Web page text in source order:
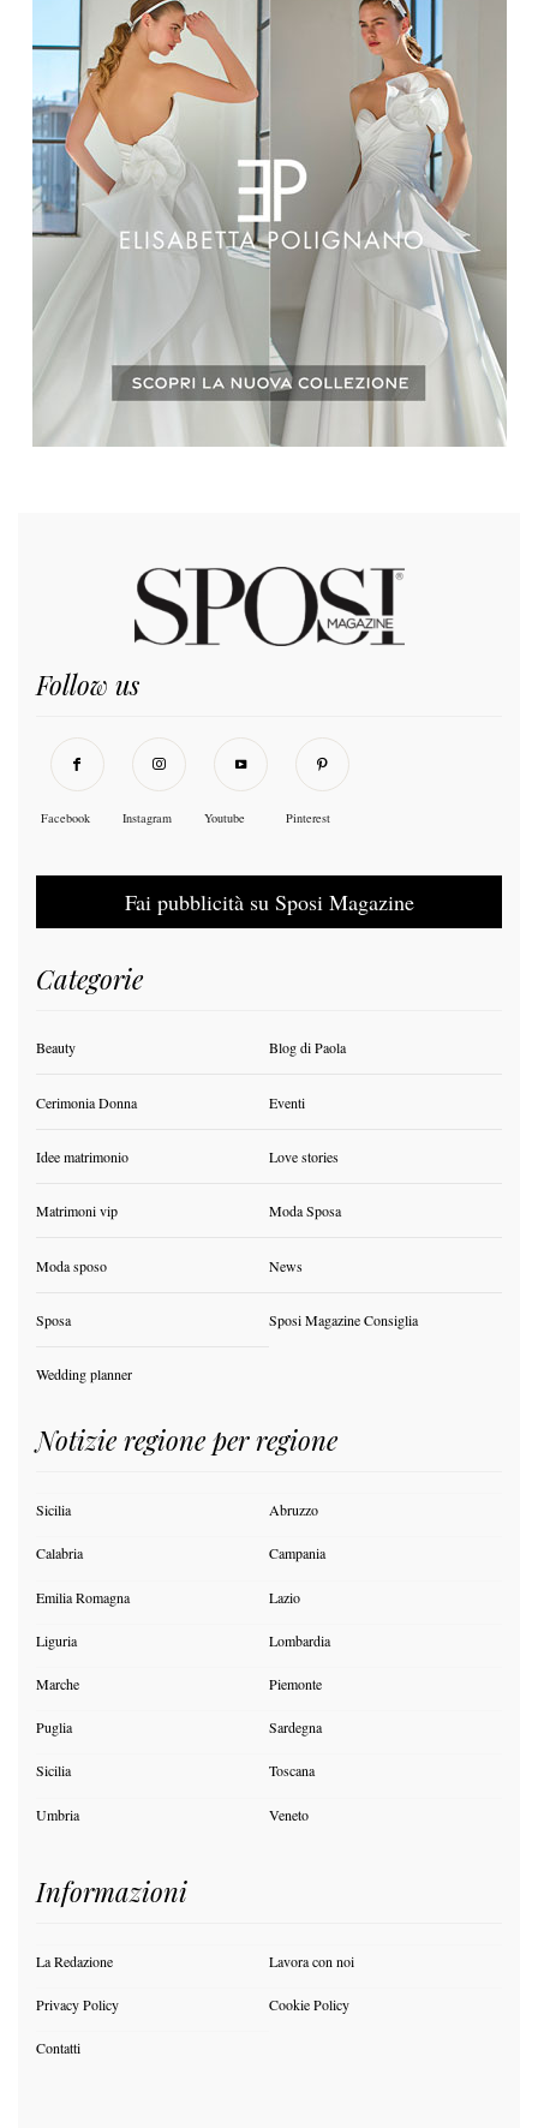
Follow us
Facebook Instagram Youtube Pinterest
Fai pubblicità su Sposi Magazine
Categorie
Beauty Blog di Paola
Cerimonia Donna Eventi
Idee matrimonio Love stories
Matrimoni vip Moda Sposa
Moda sposo News
Sposa Sposi Magazine Consiglia
Wedding planner
Notizie regione per regione
Sicilia Abruzzo
Calabria Campania
Emilia Romagna Lazio
Liguria Lombardia
Marche Piemonte
Puglia Sardegna
Sicilia Toscana
Umbria Veneto
Informazioni
La Redazione Lavora con noi
Privacy Policy Cookie Policy
Contatti